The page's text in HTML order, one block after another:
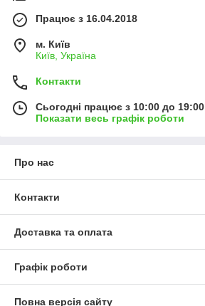
Працює з 16.04.2018
м. Київ
Київ, Україна
Контакти
Сьогодні працює з 10:00 до 19:00
Показати весь графік роботи
Про нас
Контакти
Доставка та оплата
Графік роботи
Повна версія сайту